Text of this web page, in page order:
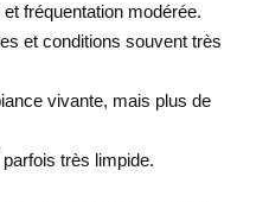
fréquentation modérée.
et conditions souvent très
vivante, mais plus de
très limpide.